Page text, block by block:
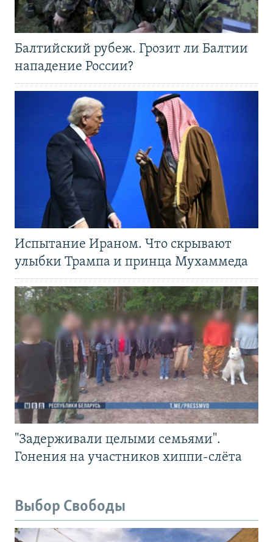
Балтийский рубеж. Грозит ли Балтии
нападение России?
Испытание Ираном. Что скрывают
улыбки Трампа и принца Мухаммеда
"Задерживали целыми семьями".
Гонения на участников хиппи-слёта
Выбор Свободы